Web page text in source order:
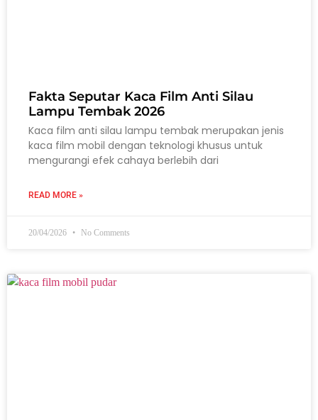
Fakta Seputar Kaca Film Anti Silau
Lampu Tembak 2026
Kaca film anti silau lampu tembak merupakan jenis
kaca film mobil dengan teknologi khusus untuk
mengurangi efek cahaya berlebih dari
READ MORE »
20/04/2026 No Comments